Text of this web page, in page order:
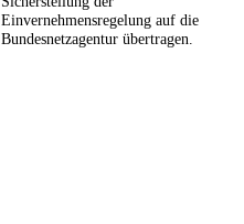
Einvernehmensregelung auf die
Bundesnetzagentur übertragen.